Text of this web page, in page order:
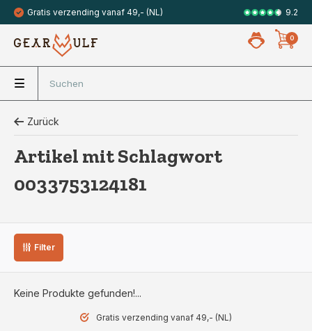
Gratis verzending vanaf 49,- (NL) Veilig met
9.2
0
Zurück
Artikel mit Schlagwort
0033753124181
Filter
Keine Produkte gefunden!...
Gratis verzending vanaf 49,- (NL)